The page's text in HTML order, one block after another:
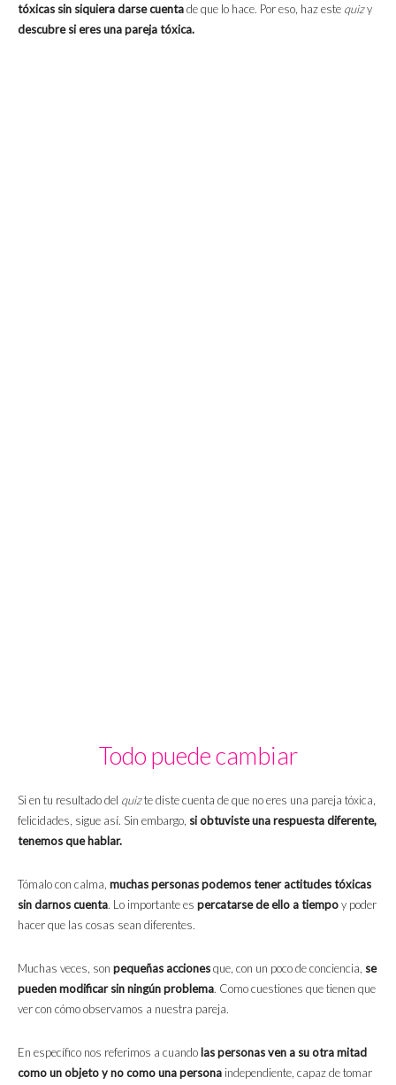
tóxicas sin siquiera darse cuentade que lo hace. Por eso, haz este quizy
descubre si eres una pareja tóxica.
Todo puede cambiar
Si en tu resultado del quizte diste cuenta de que no eres una pareja tóxica,
felicidades, sigue así. Sin embargo, si obtuviste una respuesta diferente,
tenemos que hablar.
Tómalo con calma, muchas personas podemos tener actitudes tóxicas
sin darnos cuenta. Lo importante es percatarse de ello a tiempoy poder
hacer que las cosas sean diferentes.
Muchas veces, son pequeñas accionesque, con un poco de conciencia, se
pueden modificar sin ningún problema. Como cuestiones que tienen que
ver con cómo observamos a nuestra pareja.
En específico nos referimos a cuando las personas ven a su otra mitad
como un objeto y no como una persona independiente, capaz de tomar